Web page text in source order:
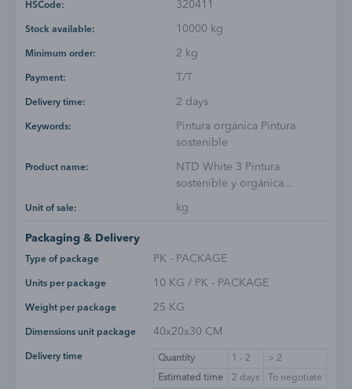
HSCode: 320411
Stock available: 10000 kg
Minimum order: 2 kg
Payment: T/T
Delivery time: 2 days
Keywords:
Pintura orgánica Pintura
sostenible
Product name:
NTD White 3 Pintura
sostenible y orgánica...
Unit of sale: kg
Packaging & Delivery
Type of package PK - PACKAGE
Units per package 10 KG / PK - PACKAGE
Weight per package 25 KG
Dimensions unit package 40x20x30 CM
Delivery time Quantity 1 - 2 > 2
Estimated time 2 days To negotiate